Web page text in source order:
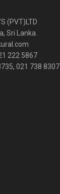
(PVT)LTD
Sri Lanka.
222 5867
021 738 8307